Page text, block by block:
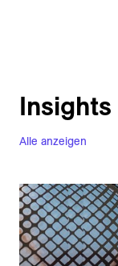
Alle anzeigen
Insights